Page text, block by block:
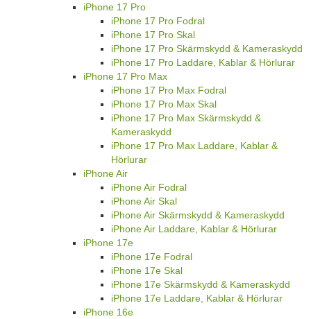
iPhone 17 Pro
iPhone 17 Pro Fodral
iPhone 17 Pro Skal
iPhone 17 Pro Skärmskydd & Kameraskydd
iPhone 17 Pro Laddare, Kablar & Hörlurar
iPhone 17 Pro Max
iPhone 17 Pro Max Fodral
iPhone 17 Pro Max Skal
iPhone 17 Pro Max Skärmskydd &
Kameraskydd
iPhone 17 Pro Max Laddare, Kablar &
Hörlurar
iPhone Air
iPhone Air Fodral
iPhone Air Skal
iPhone Air Skärmskydd & Kameraskydd
iPhone Air Laddare, Kablar & Hörlurar
iPhone 17e
iPhone 17e Fodral
iPhone 17e Skal
iPhone 17e Skärmskydd & Kameraskydd
iPhone 17e Laddare, Kablar & Hörlurar
iPhone 16e